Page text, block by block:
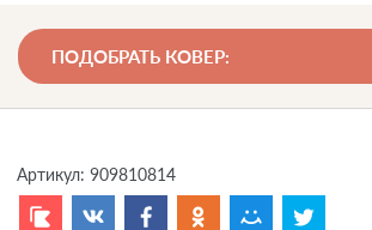
ПОДОБРАТЬ КОВЕР:
Артикул: 909810814